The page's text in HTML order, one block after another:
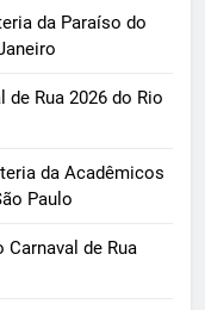
da Paraíso do
de Rua 2026 do Rio
da Acadêmicos
Paulo
de Rua